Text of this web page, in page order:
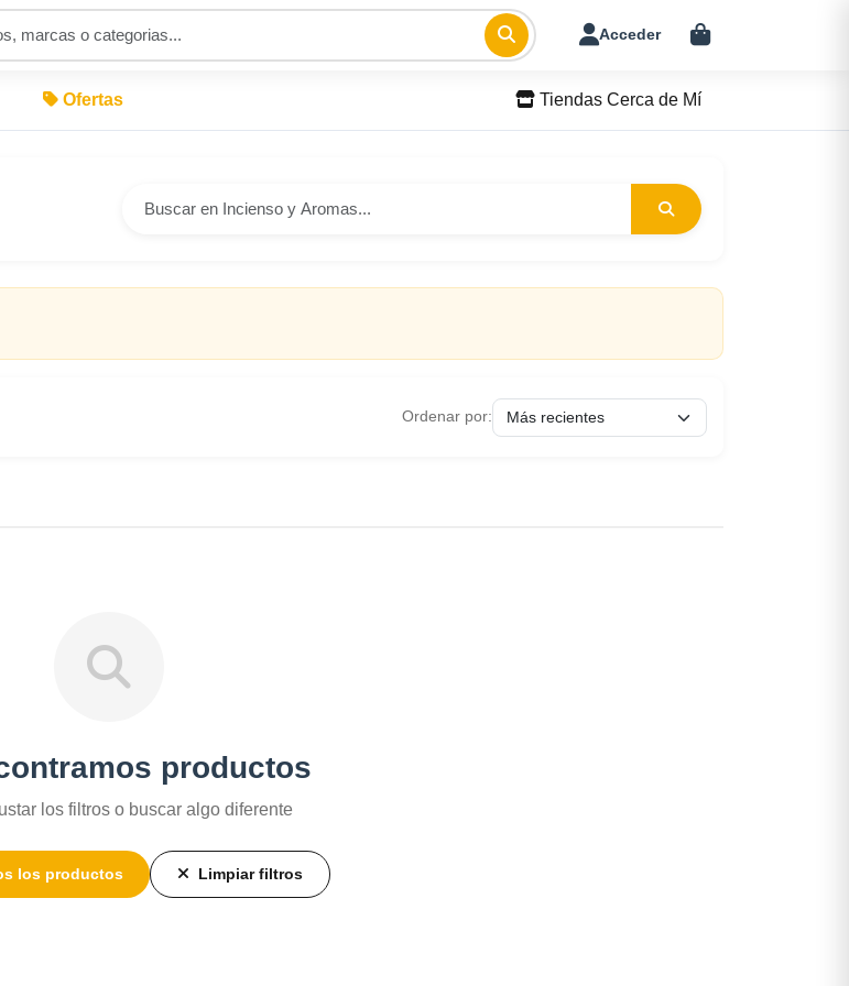
Acceder
Ofertas Tiendas Cerca de Mí
Ordenar por:
productos
los filtros o buscar algo diferente
los productos Limpiar filtros